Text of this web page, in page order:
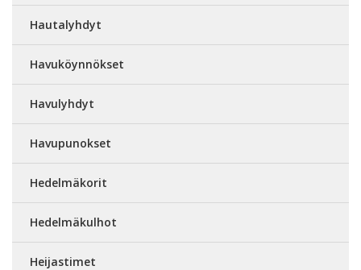
Hautalyhdyt
Havuköynnökset
Havulyhdyt
Havupunokset
Hedelmäkorit
Hedelmäkulhot
Heijastimet